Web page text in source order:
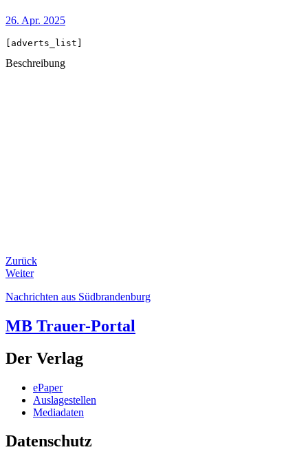
26. Apr. 2025
[adverts_list]
Beschreibung
Zurück
Weiter
Nachrichten aus Südbrandenburg
MB Trauer-Portal
Der Verlag
ePaper
Auslagestellen
Mediadaten
Datenschutz